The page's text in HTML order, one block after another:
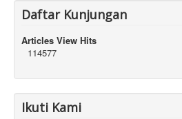
Daftar Kunjungan
Articles View Hits
114577
Ikuti Kami